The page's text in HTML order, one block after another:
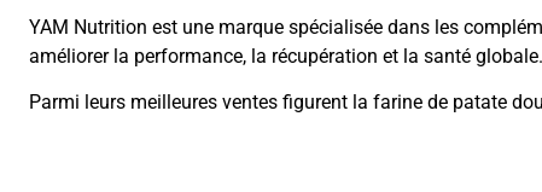
YAM Nutrition est une marque spécialisée dans les
améliorer la performance, la récupération et la santé globale.
Parmi leurs meilleures ventes figurent la farine de patate